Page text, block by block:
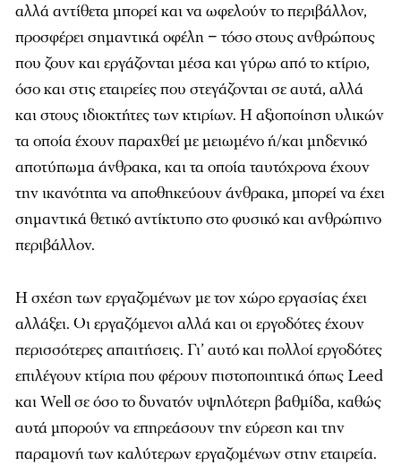
αλλά αντίθετα µπορεί και να ωφελούν το περιβάλλον,
προσφέρει σηµαντικά οφέλη − τόσο στους ανθρώπους
που ζουν και εργάζονται µέσα και γύρω από το κτίριο,
όσο και στις εταιρείες που στεγάζονται σε αυτά, αλλά
και στους ιδιοκτήτες των κτιρίων. Η αξιοποίηση υλικών
τα οποία έχουν παραχθεί µε µειωµένο ή/και µηδενικό
αποτύπωµα άνθρακα, και τα οποία ταυτόχρονα έχουν
την ικανότητα να αποθηκεύουν άνθρακα, µπορεί να έχει
σηµαντικά θετικό αντίκτυπο στο φυσικό και ανθρώπινο
περιβάλλον.
Η σχέση των εργαζοµένων µε τον χώρο εργασίας έχει
αλλάξει. Οι εργαζόµενοι αλλά και οι εργοδότες έχουν
περισσότερες απαιτήσεις. Γι’ αυτό και πολλοί εργοδότες
επιλέγουν κτίρια που φέρουν πιστοποιητικά όπως Leed
και Well σε όσο το δυνατόν υψηλότερη βαθµίδα, καθώς
αυτά µπορούν να επηρεάσουν την εύρεση και την
παραµονή των καλύτερων εργαζοµένων στην εταιρεία.